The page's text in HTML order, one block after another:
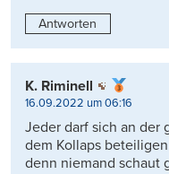
Antworten
K. Riminell
16.09.2022 um 06:16
Jeder darf sich an der
dem Kollaps
denn niemand schaut